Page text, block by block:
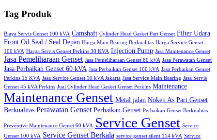
Tag Produk
Biaya Servis Genset 100 kVA Camshaft Cylinder Head Gasket Part Genset Filter Udara
Front Oil Seal / Seal Depan Harga Main Bearing Berkualitas Harga Service Genset
100 kVA Harga Servis Genset Perkins 30 KVA Injection Pump Jasa Maintenance Genset
Jasa Pemeliharaan Genset Jasa Pemeliharaan Genset 80 kVA Jasa Perawatan Genset
Jasa Perbaikan Genset 60 kVA Jasa Perbaikan Genset 100 kVA Jasa Perbaikan Genset
Perkins 15 KVA Jasa Service Genset 10 kVA Jakarta Jasa Service Main Bearing Jasa Servis
Genset 45 kVA Perkins Jual Cylinder Head Gasket Genset Perkins Maintenance
Maintenance Genset Metal jalan Noken As Part Genset
Berkualitas Perawatan Genset Perbaikan Genset Perbaikan Genset Berkualitas
Preventive Maintenance Genset 60 kVA Service Genset Service
Genset 100 kVA Service Genset Berkala service genset silent 114 kVA Service